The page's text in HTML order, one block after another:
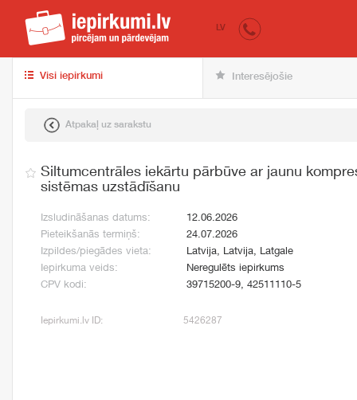
iepirkumi.lv
LV
Visi iepirkumi Interesējošie
Atpakaļ uz sarakstu
Siltumcentrāles iekārtu pārbūve ar jaunu
sistēmas uzstādīšanu
Izsludināšanas datums:
12.06.2026
Pieteikšanās termiņš:
24.07.2026
Izpildes/piegādes vieta:
Latvija, Latvija, Latgale
Iepirkuma veids:
Neregulēts iepirkums
CPV kodi:
39715200-9, 42511110-5
Iepirkumi.lv ID: 5426287